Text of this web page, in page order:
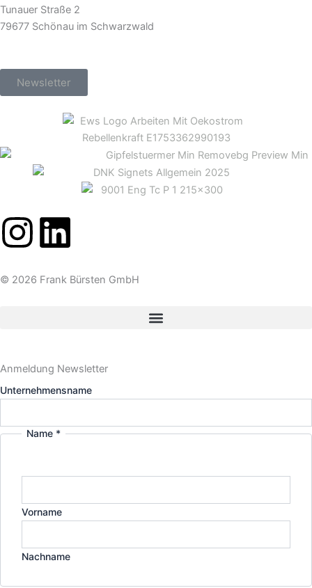
Tunauer Straße 2
79677 Schönau im Schwarzwald
Newsletter
I
n
a
g
r
a
m
L
i
e
d
i
n
© 2026 Frank Bürsten GmbH
Anmeldung Newsletter
Unternehmensname
Name *
Vorname
Nachname